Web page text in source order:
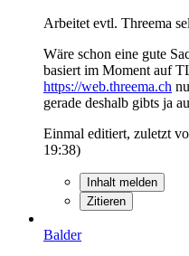
Arbeitet evtl. Threema
Wäre schon eine gute
basiert im Moment auf
https://web.threema.ch
gerade deshalb gibts ja
Einmal editiert, zuletzt
19:38)
Inhalt melden
Zitieren
Balder